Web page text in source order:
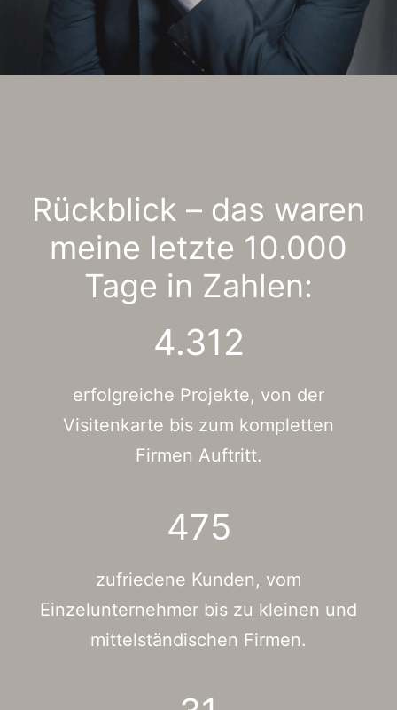
Rückblick – das waren
meine letzte 10.000
Tage in Zahlen:
4.312
erfolgreiche Projekte, von der
Visitenkarte bis zum kompletten
Firmen Auftritt.
475
zufriedene Kunden, vom
Einzelunternehmer bis zu kleinen und
mittelständischen Firmen.